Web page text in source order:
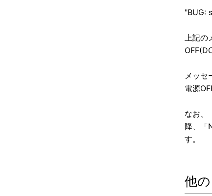
"BUG:
上記の
メッセ
電源
なお、
降、「
す。
他